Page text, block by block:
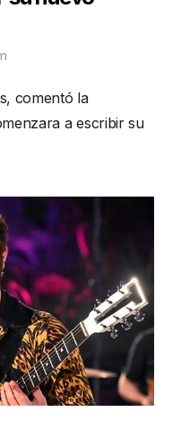
comentó la
a escribir su